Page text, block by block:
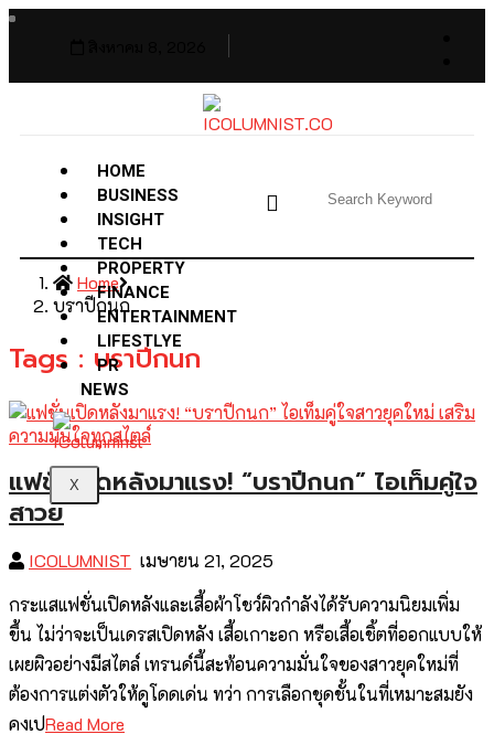
HOME
BUSINESS
INSIGHT
TECH
PROPERTY
FINANCE
ENTERTAINMENT
LIFESTLYE
PR
NEWS
X
Home
บราปีกนก
Tags : บราปีกนก
แฟชั่นเปิดหลังมาแรง! “บราปีกนก” ไอเท็มคู่ใจ
สาวย
ICOLUMNIST เมษายน 21, 2025
กระแสแฟชั่นเปิดหลังและเสื้อผ้าโชว์ผิวกำลังได้รับความนิยมเพิ่ม
ขึ้น ไม่ว่าจะเป็นเดรสเปิดหลัง เสื้อเกาะอก หรือเสื้อเชิ้ตที่ออกแบบให้
เผยผิวอย่างมีสไตล์ เทรนด์นี้สะท้อนความมั่นใจของสาวยุคใหม่ที่
ต้องการแต่งตัวให้ดูโดดเด่น ทว่า การเลือกชุดชั้นในที่เหมาะสมยัง
คงเปRead More